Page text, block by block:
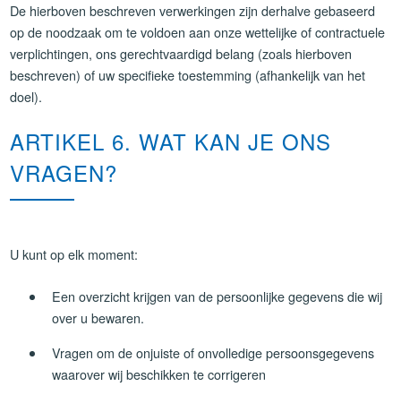
De hierboven beschreven verwerkingen zijn derhalve gebaseerd
op de noodzaak om te voldoen aan onze wettelijke of contractuele
verplichtingen, ons gerechtvaardigd belang (zoals hierboven
beschreven) of uw specifieke toestemming (afhankelijk van het
doel).
ARTIKEL 6. WAT KAN JE ONS
VRAGEN?
U kunt op elk moment:
Een overzicht krijgen van de persoonlijke gegevens die wij
over u bewaren.
Vragen om de onjuiste of onvolledige persoonsgegevens
waarover wij beschikken te corrigeren